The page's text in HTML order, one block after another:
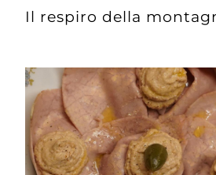
Il respiro della